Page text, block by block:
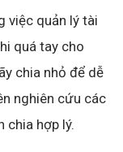
việc quản lý tài
quá tay cho
chia nhỏ để dễ
nghiên cứu các
chia hợp lý.